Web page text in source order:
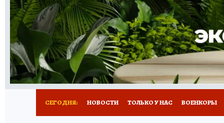
ПРЕСС-ЦЕНТР НЕДВИЖИМОСТЬ
РАДИО КП РЕКЛАМА ТЕСТЫ НОВОЕ
СЕГОДНЯ: НОВОСТИ ТОЛЬКО У НАС ВОЕНКОРЫ